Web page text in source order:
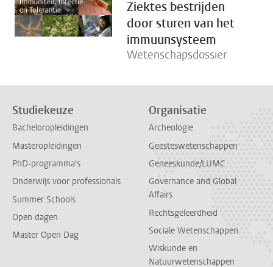
Ziektes bestrijden
door sturen van het
immuunsysteem
Wetenschapsdossier
Studiekeuze
Bacheloropleidingen
Masteropleidingen
PhD-programma's
Onderwijs voor professionals
Summer Schools
Open dagen
Master Open Dag
Organisatie
Archeologie
Geesteswetenschappen
Geneeskunde/LUMC
Governance and Global
Affairs
Rechtsgeleerdheid
Sociale Wetenschappen
Wiskunde en
Natuurwetenschappen